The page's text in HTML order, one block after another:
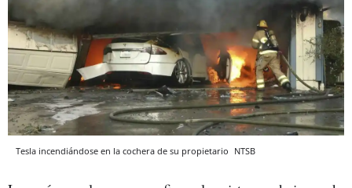
Tesla incendiándose en la cochera de su propietario NTSB